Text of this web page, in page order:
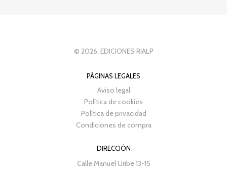
© 2026, EDICIONES RIALP
PÁGINAS LEGALES
Aviso legal
Política de cookies
Política de privacidad
Condiciones de compra
DIRECCIÓN
Calle Manuel Uribe 13-15